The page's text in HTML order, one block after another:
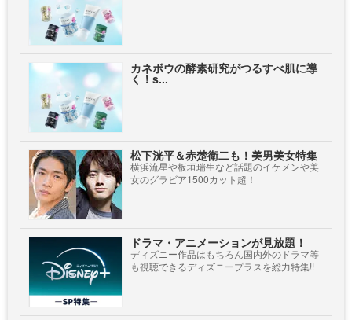
カネボウの酵素研究がつるすべ肌に導
く！s...
松下洸平＆赤楚衛二も！美男美女特集
横浜流星や板垣瑞生など話題のイケメンや美
女のグラビア1500カット超！
ドラマ・アニメーションが見放題！
ディズニー作品はもちろん国内外のドラマ等
も視聴できるディズニープラスを総力特集!!